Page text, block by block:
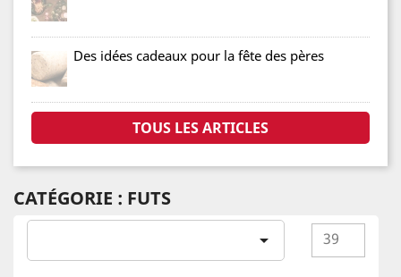
Des idées cadeaux pour la fête des pères
TOUS LES ARTICLES
CATÉGORIE : FUTS
 39